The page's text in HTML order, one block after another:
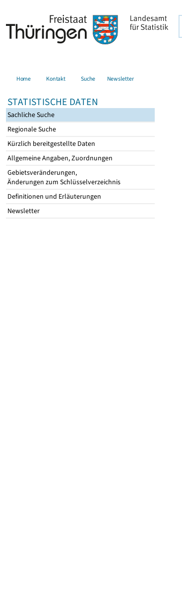
Home Kontakt Suche Newsletter
STATISTISCHE DATEN
Sachliche Suche
Regionale Suche
Kürzlich bereitgestellte Daten
Allgemeine Angaben, Zuordnungen
Gebietsveränderungen,
Änderungen zum Schlüsselverzeichnis
Definitionen und Erläuterungen
Newsletter